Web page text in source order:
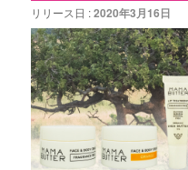
ン
ツ
へ
移
ツ
へ
移
動
リリース日 :2020年3月16日